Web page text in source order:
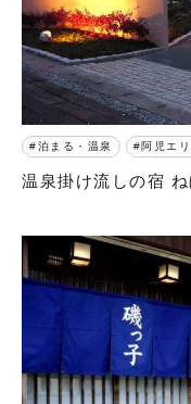
泊まる・温泉 阿児エリ
温泉掛け流しの宿